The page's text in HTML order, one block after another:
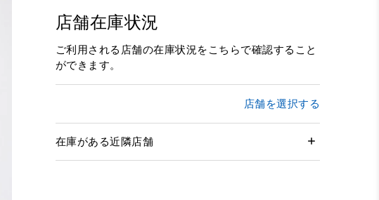
店舗在庫状況
ご利用される店舗の在庫状況をこちらで確認すること
ができます。
店舗を選択する
在庫がある近隣店舗